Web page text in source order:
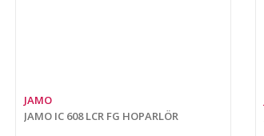
JAMO
JAMO IC 608 LCR FG HOPARLÖR